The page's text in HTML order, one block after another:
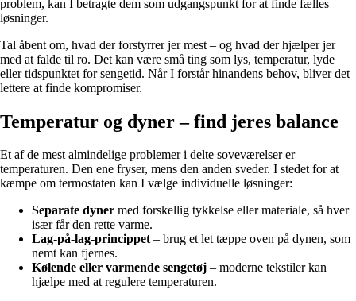
problem, kan I betragte dem som udgangspunkt for at finde fælles
løsninger.
Tal åbent om, hvad der forstyrrer jer mest – og hvad der hjælper jer
med at falde til ro. Det kan være små ting som lys, temperatur, lyde
eller tidspunktet for sengetid. Når I forstår hinandens behov, bliver det
lettere at finde kompromiser.
Temperatur og dyner – find jeres balance
Et af de mest almindelige problemer i delte soveværelser er
temperaturen. Den ene fryser, mens den anden sveder. I stedet for at
kæmpe om termostaten kan I vælge individuelle løsninger:
Separate dyner med forskellig tykkelse eller materiale, så hver
især får den rette varme.
Lag-på-lag-princippet– brug et let tæppe oven på dynen, som
nemt kan fjernes.
Kølende eller varmende sengetøj – moderne tekstiler kan
hjælpe med at regulere temperaturen.